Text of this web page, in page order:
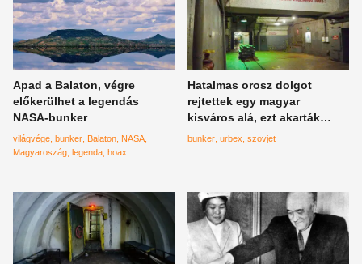
Apad a Balaton, végre
előkerülhet a legendás
NASA-bunker
világvége bunker Balaton NASA
Magyaroszág legenda hoax
Hatalmas orosz dolgot
rejtettek egy magyar
kisváros alá, ezt akarták
eltitkolni előlünk
bunker urbex szovjet